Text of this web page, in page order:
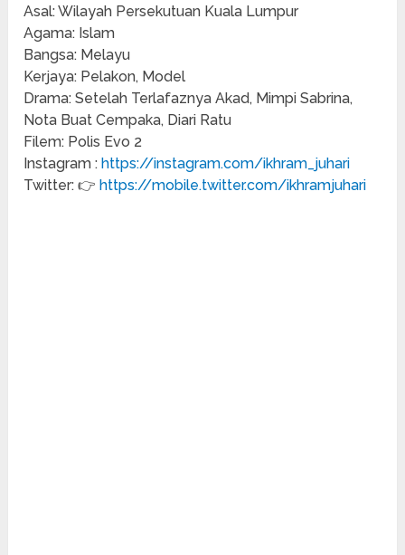
Asal: Wilayah Persekutuan Kuala Lumpur
Agama: Islam
Bangsa: Melayu
Kerjaya: Pelakon, Model
Drama: Setelah Terlafaznya Akad, Mimpi Sabrina,
Nota Buat Cempaka, Diari Ratu
Filem: Polis Evo 2
Instagram : https://instagram.com/ikhram_juhari
Twitter: 👉 https://mobile.twitter.com/ikhramjuhari